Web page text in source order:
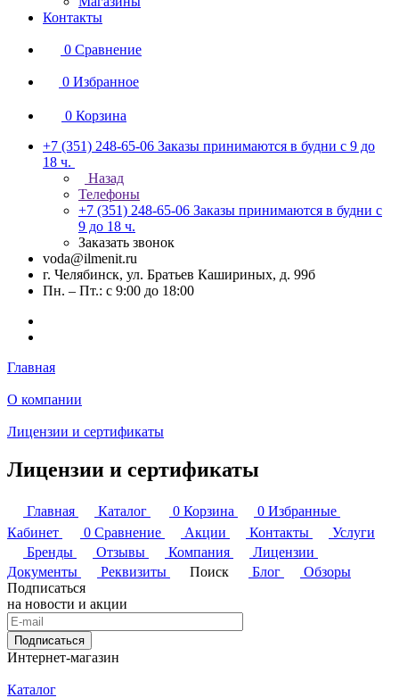
Контакты
0 Сравнение
0 Избранное
0 Корзина
+7 (351) 248-65-06 Заказы принимаются в будни с 9 до
18 ч.
Назад
Телефоны
+7 (351) 248-65-06 Заказы принимаются в будни с
9 до 18 ч.
Заказать звонок
voda@ilmenit.ru
г. Челябинск, ул. Братьев Кашириных, д. 99б
Пн. – Пт.: с 9:00 до 18:00
Главная
О компании
Лицензии и сертификаты
Лицензии и сертификаты
Главная Каталог 0 Корзина 0 Избранные
Кабинет
0 Сравнение Акции Контакты
Услуги
Бренды
Отзывы Компания
Лицензии
Документы
Реквизиты Поиск Блог
Обзоры
Подписаться
на новости и акции
Подписаться
Интернет-магазин
Каталог